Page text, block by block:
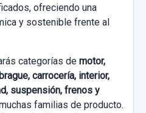
ofreciendo una
y sostenible frente al
categorías de motor,
carrocería, interior,
suspensión, frenos y
familias de producto.